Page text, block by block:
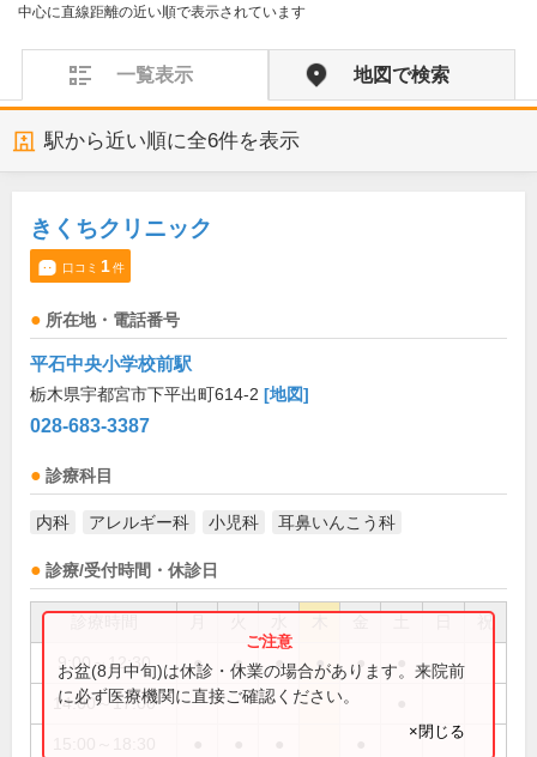
中心に直線距離の近い順で表示されています
一覧表示 地図で検索
駅から近い順に全6件を表示
きくちクリニック
口コミ 1件
所在地・電話番号
平石中央小学校前駅
栃木県宇都宮市下平出町614-2 [地図]
028-683-3387
診療科目
内科 アレルギー科 小児科 耳鼻いんこう科
診療/受付時間・休診日
祝
9:00～12:30 ● ● ● ● ●
14:00～17:00
お盆(8月中旬)は休診・休業の場合があります。来院前
に必ず医療機関に直接ご確認ください。
×閉じる